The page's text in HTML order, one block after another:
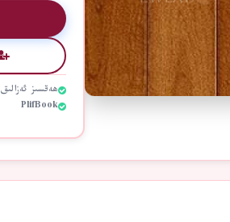
ھەقسىز ئەزالىق
PlifBook